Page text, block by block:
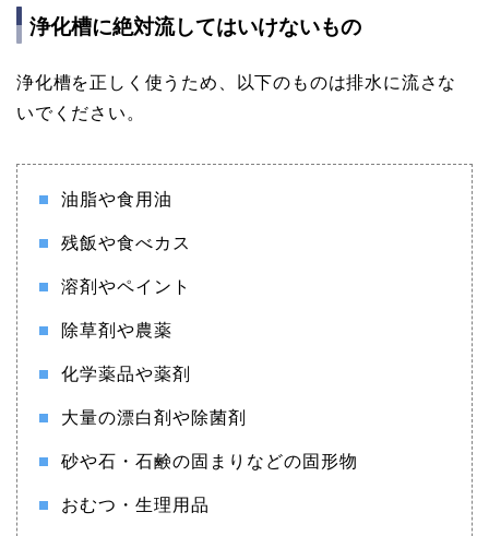
浄化槽に絶対流してはいけないもの
浄化槽を正しく使うため、以下のものは排水に流さな
いでください。
油脂や食用油
残飯や食べカス
溶剤やペイント
除草剤や農薬
化学薬品や薬剤
大量の漂白剤や除菌剤
砂や石・石鹸の固まりなどの固形物
おむつ・生理用品